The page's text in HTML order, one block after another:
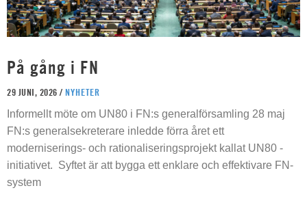
På gång i FN
29 JUNI, 2026 / NYHETER
Informellt möte om UN80 i FN:s generalförsamling 28 maj
FN:s generalsekreterare inledde förra året ett
moderniserings- och rationaliseringsprojekt kallat UN80 -
initiativet. Syftet är att bygga ett enklare och effektivare FN-
system